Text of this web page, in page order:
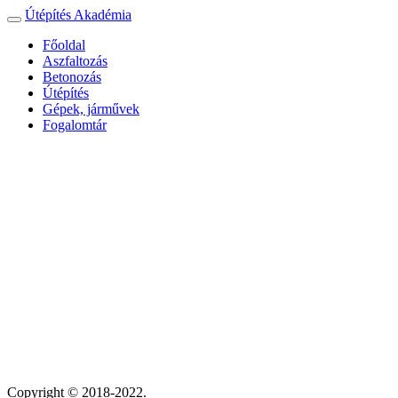
Toggle
navigation
Útépítés Akadémia
Főoldal
Aszfaltozás
Betonozás
Útépítés
Gépek, járművek
Fogalomtár
Copyright © 2018-2022.